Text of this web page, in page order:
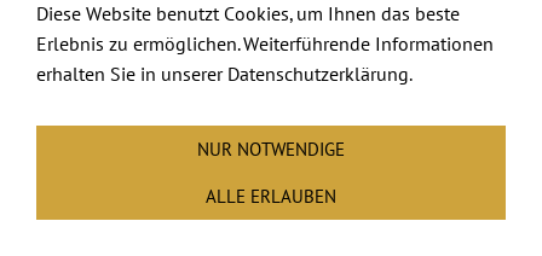
Diese Website benutzt Cookies, um Ihnen das beste
Erlebnis zu ermöglichen. Weiterführende Informationen
erhalten Sie in unserer Datenschutzerklärung.
NUR NOTWENDIGE
ALLE ERLAUBEN